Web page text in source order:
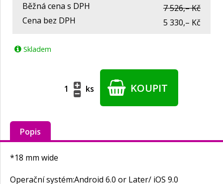
Běžná cena s DPH
7 526,– Kč
Cena bez DPH
5 330,– Kč
Skladem
ks KOUPIT
Popis
*18 mm wide
Operační systém:Android 6.0 or Later/ iOS 9.0